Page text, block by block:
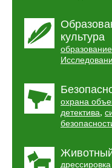
культура
образование
охрана
детектива,